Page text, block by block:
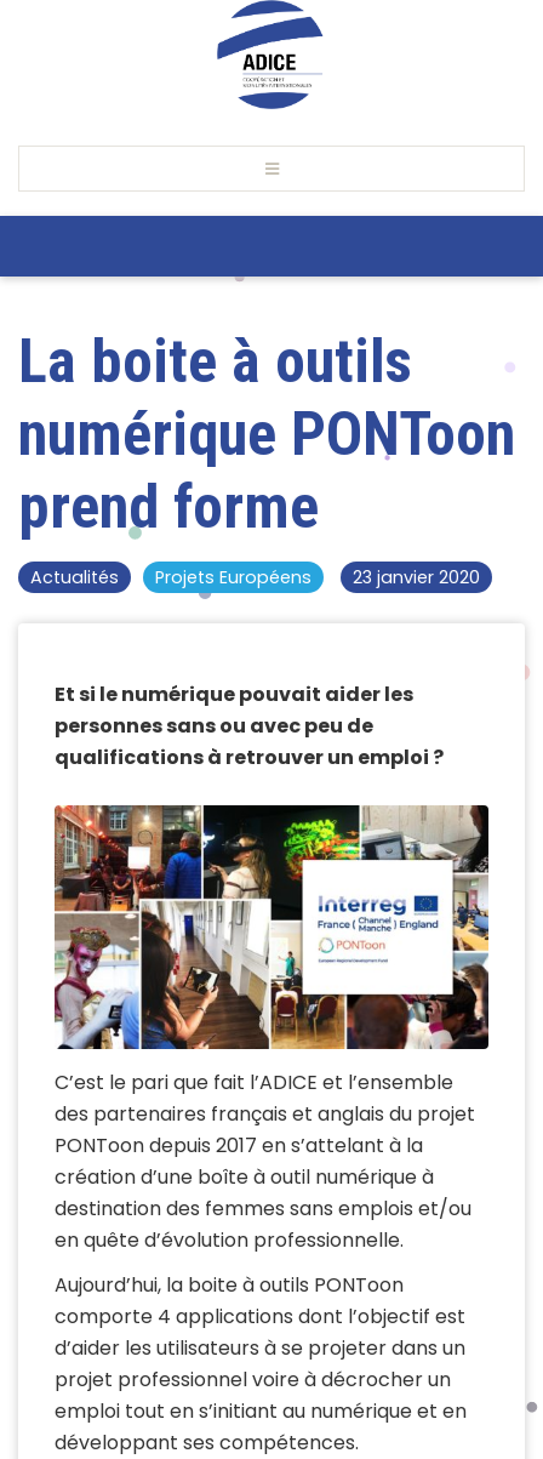
La boite à outils
numérique PONToon
prend forme
Actualités Projets Européens 23 janvier 2020
Et si le numérique pouvait aider les
personnes sans ou avec peu de
qualifications à retrouver un emploi ?
C’est le pari que fait l’ADICE et l’ensemble
des partenaires français et anglais du projet
PONToon depuis 2017 en s’attelant à la
création d’une boîte à outil numérique à
destination des femmes sans emplois et/ou
en quête d’évolution professionnelle.
Aujourd’hui, la boite à outils PONToon
comporte 4 applications dont l’objectif est
d’aider les utilisateurs à se projeter dans un
projet professionnel voire à décrocher un
emploi tout en s’initiant au numérique et en
développant ses compétences.